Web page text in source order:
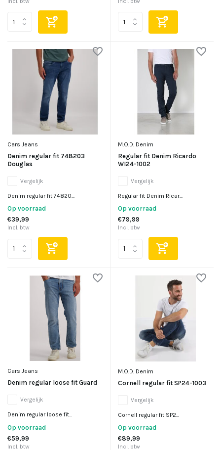
Cars Jeans
Denim regular fit 748203
Douglas
Vergelijk
Denim regular fit 74820...
Op voorraad
€39,99
Incl. btw
M.O.D. Denim
Regular fit Denim Ricardo
WI24-1002
Vergelijk
Regular fit Denim Ricar...
Op voorraad
€79,99
Incl. btw
Cars Jeans
Denim regular loose fit Guard
Vergelijk
Denim regular loose fit...
Op voorraad
€59,99
Incl. btw
M.O.D. Denim
Cornell regular fit SP24-1003
Vergelijk
Cornell regular fit SP2...
Op voorraad
€89,99
Incl. btw